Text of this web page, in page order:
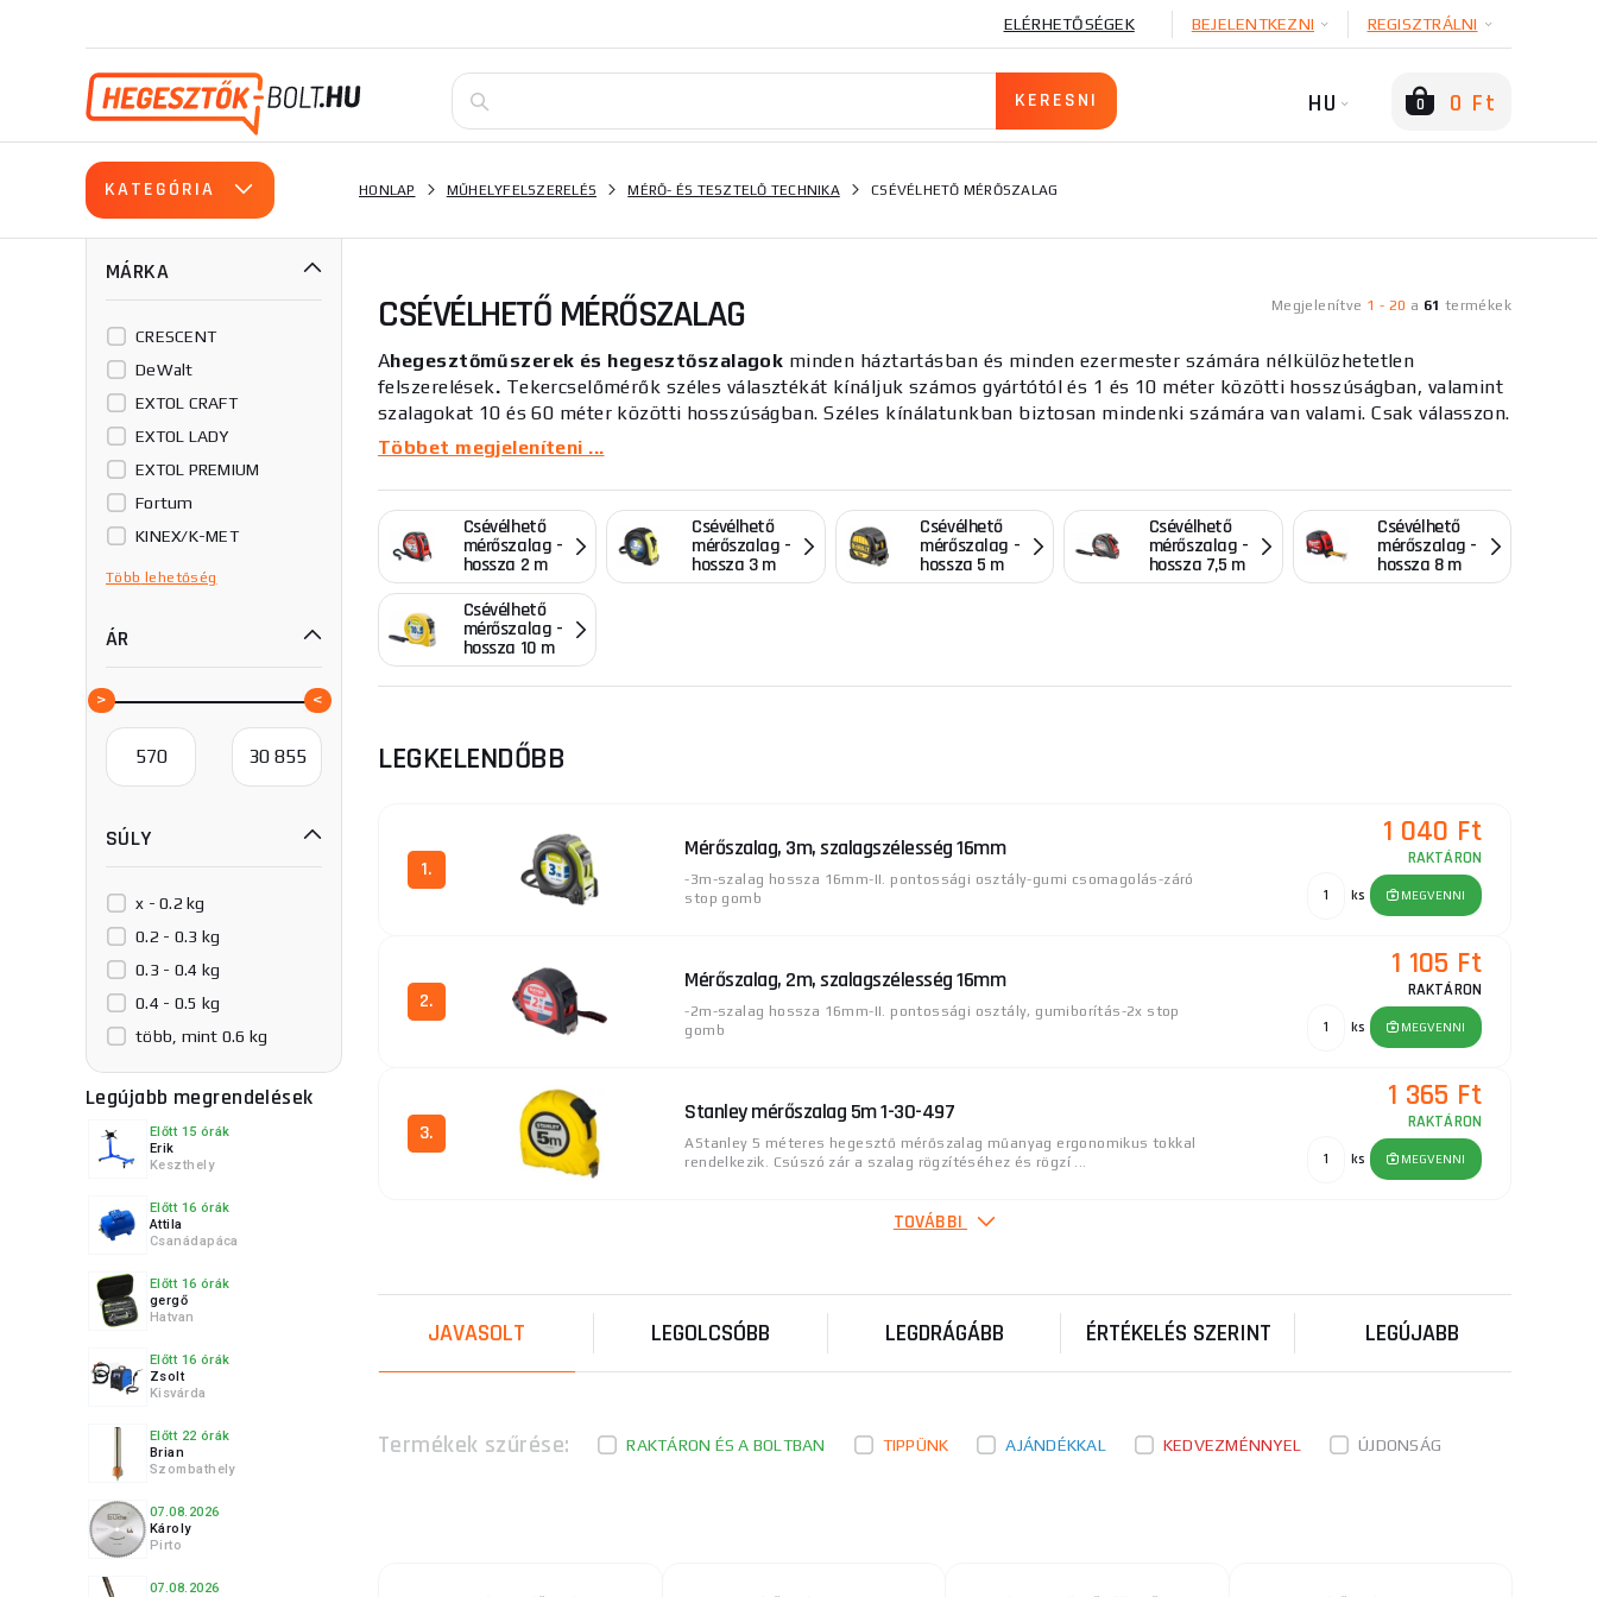
ELÉRHETŐSÉGEK BEJELENTKEZNI REGISZTRÁLNI
HU 0 0 Ft
KATEGÓRIA HONLAP MŰHELYFELSZERELÉS MÉRŐ- ÉS TESZTELŐ TECHNIKA CSÉVÉLHETŐ MÉRŐSZALAG
MÁRKA
CRESCENT
DeWalt
EXTOL CRAFT
EXTOL LADY
EXTOL PREMIUM
Fortum
KINEX/K-MET
SOLA
Több lehetőség
ÁR
SÚLY
x - 0.2 kg
0.2 - 0.3 kg
0.3 - 0.4 kg
0.4 - 0.5 kg
több, mint 0.6 kg
Legújabb megrendelések
Előtt 15 órák
Erik
Keszthely
Előtt 16 órák
Attila
Csanádapáca
Előtt 16 órák
gergő
Hatvan
Előtt 16 órák
Zsolt
Kisvárda
Előtt 22 órák
Brian
Szombathely
07.08.2026
Károly
Pirto
07.08.2026
Megjelenítve 1 - 20 a 61 termékek
CSÉVÉLHETŐ MÉRŐSZALAG
Ahegesztőműszerek és hegesztőszalagok minden háztartásban és minden ezermester számára nélkülözhetetlen
felszerelések. Tekercselőmérők széles választékát kínáljuk számos gyártótól és 1 és 10 méter közötti hosszúságban, valamint
szalagokat 10 és 60 méter közötti hosszúságban. Széles kínálatunkban biztosan mindenki számára van valami. Csak válasszon.
A legjobb minőségű és legtartósabb tekerőmérőket és szalagokat a <a href="/dilenske-vybavaveni/merici-a-zkusebni-
technika/svinovaci-metry/?idvyr=STANLEY gyártó ajánljuk és kínáljuk.
Többet megjeleníteni ...
Csévélhető
mérőszalag -
hossza 2 m
Csévélhető
mérőszalag -
hossza 3 m
Csévélhető
mérőszalag -
hossza 5 m
Csévélhető
mérőszalag -
hossza 7,5 m
Csévélhető
mérőszalag -
hossza 8 m
Csévélhető
mérőszalag -
hossza 10 m
LEGKELENDŐBB
1.
Mérőszalag, 3m, szalagszélesség 16mm
-3m-szalag hossza 16mm-II. pontossági osztály-gumi csomagolás-záró
stop gomb
1 040 Ft
RAKTÁRON
ks MEGVENNI
2.
Mérőszalag, 2m, szalagszélesség 16mm
-2m-szalag hossza 16mm-II. pontossági osztály, gumiborítás-2x stop
gomb
1 105 Ft
RAKTÁRON
ks MEGVENNI
3.
Stanley mérőszalag 5m 1-30-497
AStanley 5 méteres hegesztő mérőszalag műanyag ergonomikus tokkal
rendelkezik. Csúszó zár a szalag rögzítéséhez és rögzí ...
1 365 Ft
RAKTÁRON
ks MEGVENNI
rétegnek köszönhetően a mérőszalag jobban ellenáll a ko ...
ks
Mérőszalag, 3m, 3m, szalagszélesség 19mm
TOVÁBBI
JAVASOLT LEGOLCSÓBB LEGDRÁGÁBB ÉRTÉKELÉS SZERINT LEGÚJABB
Termékek szűrése: RAKTÁRON ÉS A BOLTBAN TIPPÜNK AJÁNDÉKKAL KEDVEZMÉNNYEL ÚJDONSÁG